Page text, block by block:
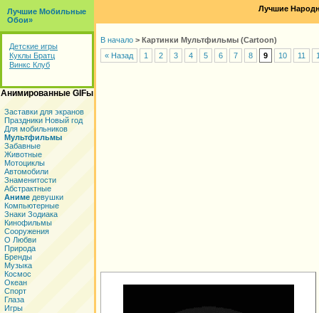
Лучшие Мобильные
Обои»
Детские игры
Куклы Братц
Винкс Клуб
Анимированные GIFы
Заставки для экранов
Праздники Новый год
Для мобильников
Мультфильмы
Забавные
Животные
Мотоциклы
Автомобили
Знаменитости
Абстрактные
Аниме девушки
Компьютерные
Знаки Зодиака
Кинофильмы
Сооружения
О Любви
Природа
Бренды
Музыка
Космос
Океан
Спорт
Глаза
Игры
Лучшие
В начало > Картинки Мультфильмы (Cartoon)
« Назад
1 2 3 4 5 6 7 8 9 10 11